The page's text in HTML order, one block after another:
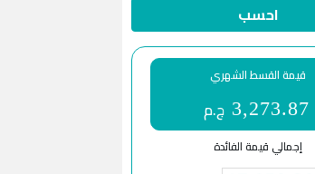
احسب
قيمة القسط الشهري
3,273.87 ج.م
إجمالي قيمة الفائدة